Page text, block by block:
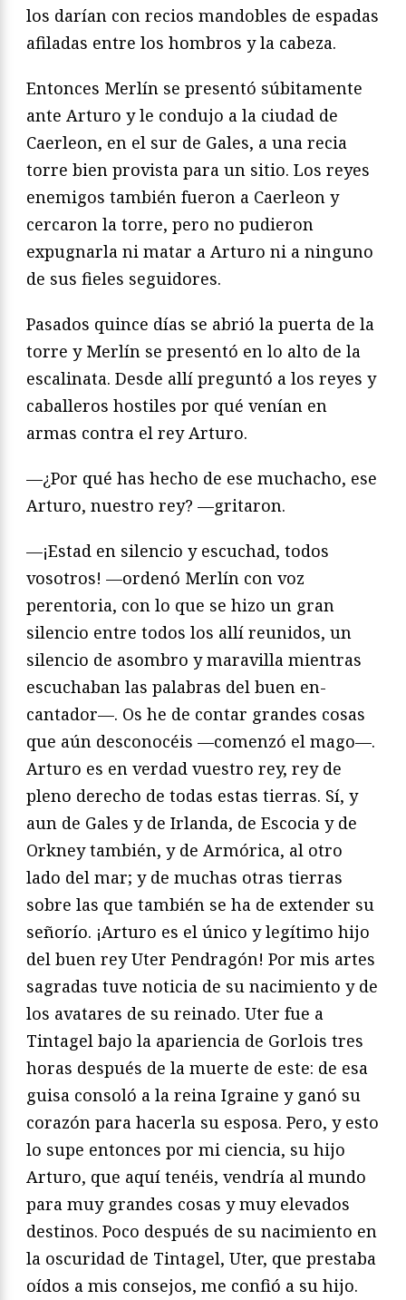
los darían con recios mandobles de espadas
afiladas entre los hombros y la cabeza.
Entonces Merlín se presentó súbitamente
ante Arturo y le condujo a la ciu­dad de
Caerleon, en el sur de Gales, a una recia
torre bien provista para un sitio. Los reyes
enemigos también fueron a Caerleon y
cercaron la torre, pero no pu­dieron
expugnarla ni matar a Arturo ni a ninguno
de sus fieles seguidores.
Pasados quince días se abrió la puerta de la
torre y Merlín se presentó en lo alto de la
escalinata. Desde allí preguntó a los reyes y
caballeros hostiles por qué venían en
armas contra el rey Arturo.
—¿Por qué has hecho de ese muchacho, ese
Arturo, nuestro rey? —gritaron.
—¡Estad en silencio y escuchad, todos
vosotros! —ordenó Merlín con voz
perentoria, con lo que se hizo un gran
silencio entre todos los allí reunidos, un
silencio de asombro y maravilla mientras
escuchaban las palabras del buen en­
cantador—. Os he de contar grandes cosas
que aún desconocéis —comenzó el mago—.
Arturo es en verdad vuestro rey, rey de
pleno derecho de todas estas tierras. Sí, y
aun de Gales y de Irlanda, de Escocia y de
Orkney también, y de Armórica, al otro
lado del mar; y de muchas otras tierras
sobre las que también se ha de extender su
señorío. ¡Arturo es el único y legítimo hijo
del buen rey Uter Pendragón! Por mis artes
sagradas tuve noticia de su nacimiento y de
los avatares de su reinado. Uter fue a
Tintagel bajo la apariencia de Gorlois tres
ho­ras después de la muerte de este: de esa
guisa consoló a la reina Igraine y ganó su
corazón para hacerla su esposa. Pero, y esto
lo supe entonces por mi ciencia, su hijo
Arturo, que aquí tenéis, vendría al mundo
para muy grandes cosas y muy elevados
destinos. Poco después de su nacimiento en
la oscuridad de Tintagel, Uter, que prestaba
oídos a mis consejos, me confió a su hijo.